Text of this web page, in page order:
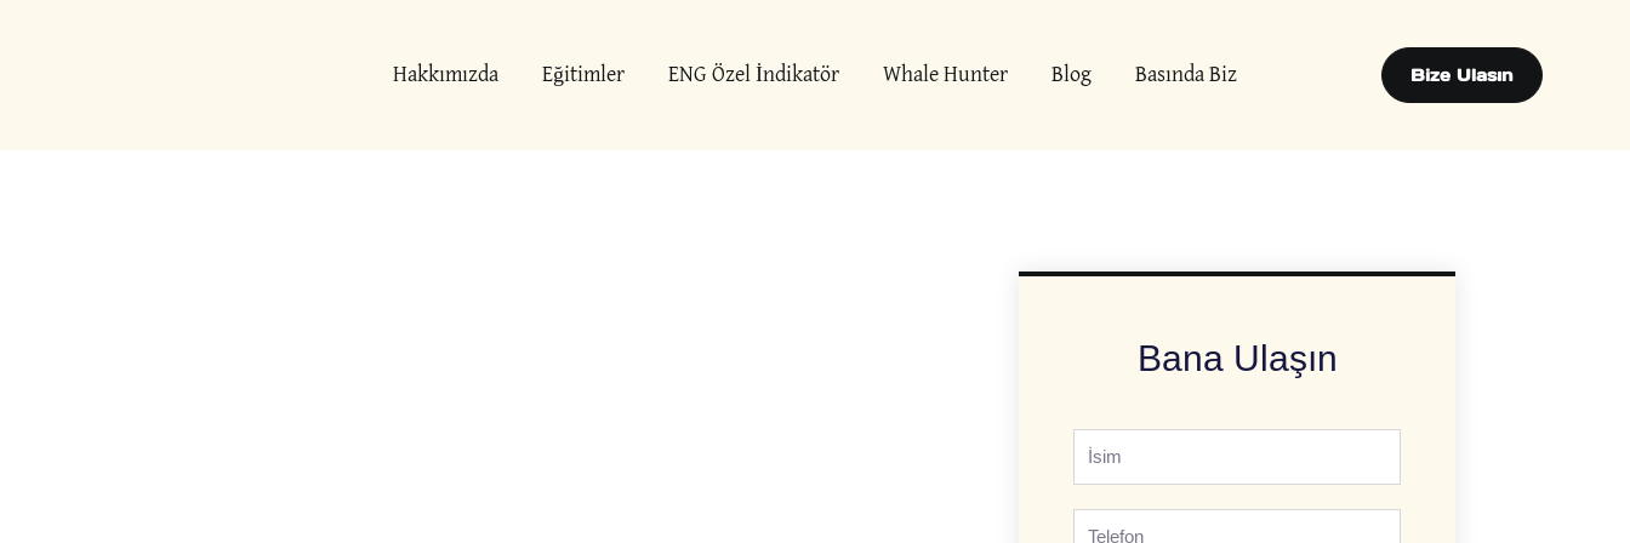
Hakkımızda Eğitimler ENG Özel İndikatör Whale Hunter Blog Basında Biz Bize Ulasın
Bana Ulaşın
İsim
Telefon